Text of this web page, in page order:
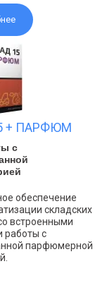
+ ПАРФЮМ
с
обеспечение
складских
встроенными
работы с
парфюмерной